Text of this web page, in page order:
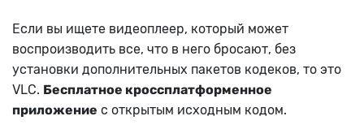
Если вы ищете видеоплеер, который может
воспроизводить все, что в него бросают, без
установки дополнительных пакетов кодеков, то это
VLC. Бесплатное кроссплатформенное
приложение с открытым исходным кодом.